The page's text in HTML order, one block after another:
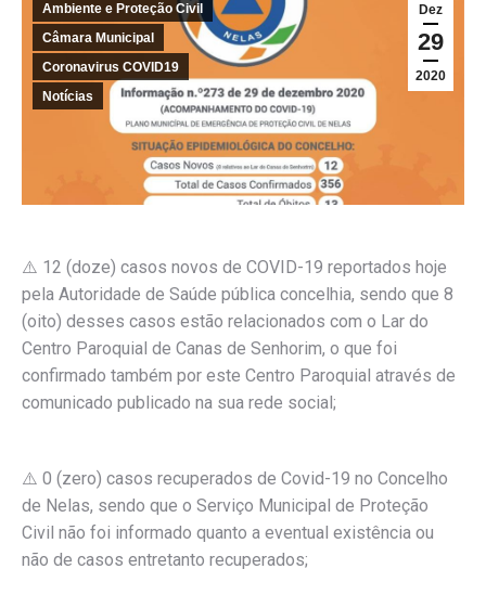
Dez
29
2020
Ambiente e Proteção Civil
Câmara Municipal
Coronavirus COVID19
Notícias
⚠️ 12 (doze) casos novos de COVID-19 reportados hoje
pela Autoridade de Saúde pública concelhia, sendo que 8
(oito) desses casos estão relacionados com o Lar do
Centro Paroquial de Canas de Senhorim, o que foi
confirmado também por este Centro Paroquial através de
comunicado publicado na sua rede social;
⚠️ 0 (zero) casos recuperados de Covid-19 no Concelho
de Nelas, sendo que o Serviço Municipal de Proteção
Civil não foi informado quanto a eventual existência ou
não de casos entretanto recuperados;